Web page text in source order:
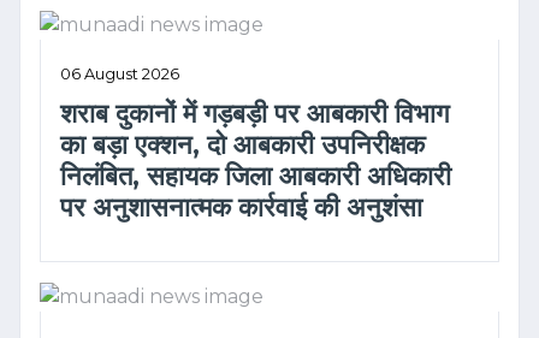
06 August 2026
शराब दुकानों में गड़बड़ी पर आबकारी विभाग
का बड़ा एक्शन, दो आबकारी उपनिरीक्षक
निलंबित, सहायक जिला आबकारी अधिकारी
पर अनुशासनात्मक कार्रवाई की अनुशंसा